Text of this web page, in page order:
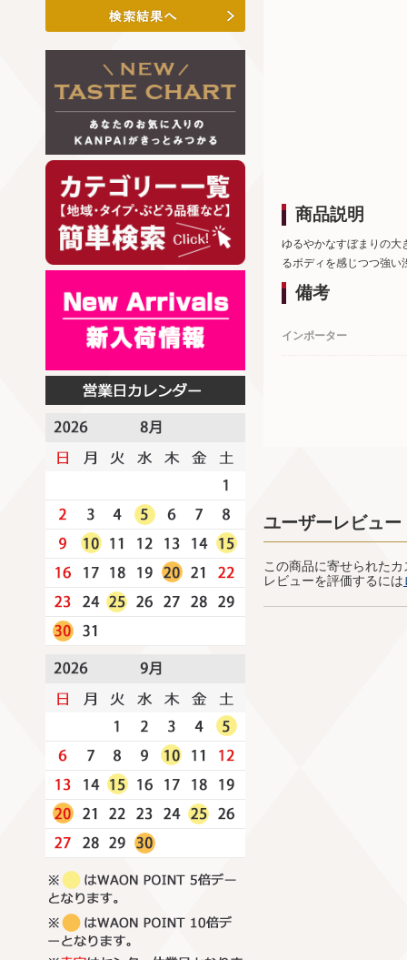
商品説明
ゆるやかなすぼまりの大
るボディを感じつつ強い
備考
インポーター
ユーザーレビュー
この商品に寄せられた
レビューを評価するには